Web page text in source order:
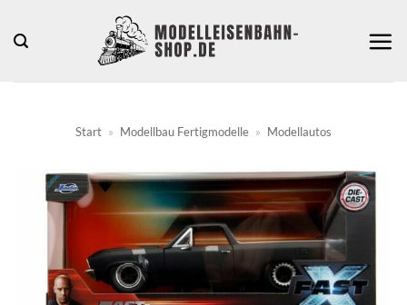
Inhalt
Start » Modellbau Fertigmodelle » Modellautos